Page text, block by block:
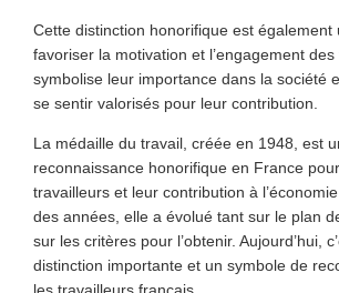
Cette distinction honorifique est également
favoriser la motivation et l’engagement
symbolise leur importance dans la société
se sentir valorisés pour leur contribution.
La médaille du travail, créée en 1948, est
reconnaissance honorifique en France
travailleurs et leur contribution à
des années, elle a évolué tant sur le plan
sur les critères pour l’obtenir. Aujourd’hui,
distinction importante et un symbole de